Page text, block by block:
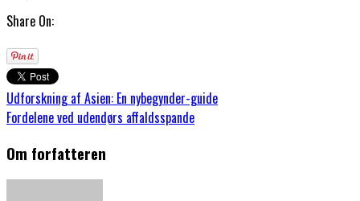
Share On:
Udforskning af Asien: En nybegynder-guide
Fordelene ved udendørs affaldsspande
Om forfatteren